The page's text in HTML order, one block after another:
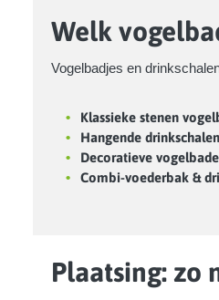
Welk
Vogelbadjes en
Klassieke stenen
Hangende drinkschalen
Decoratieve
Combi-voederbak &
Plaatsing: zo